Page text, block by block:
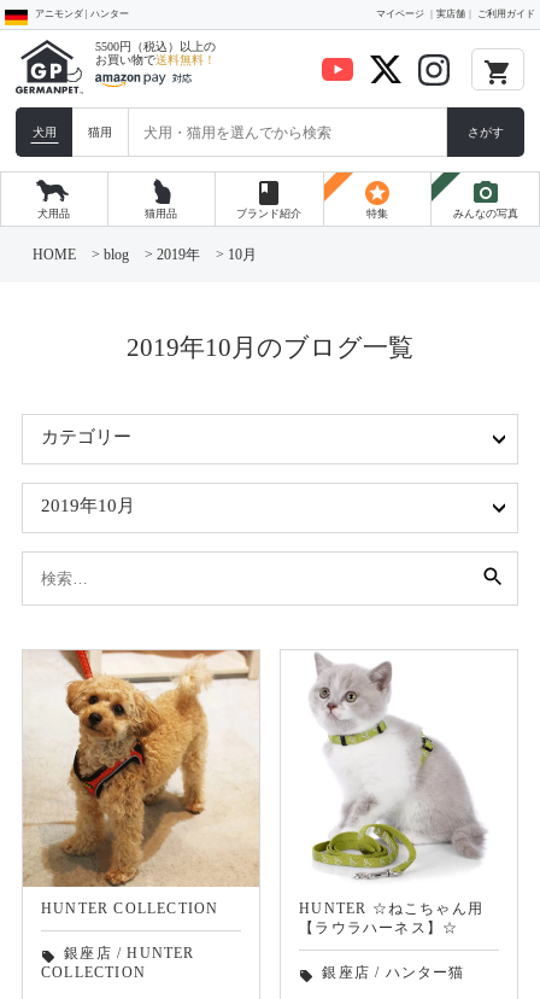
アニモンダ | ハンター マイページ 実店舗 ご利用ガイド
5500円（税込）以上の
お買い物で送料無料！ local_grocery_store
犬用 猫用 さがす
犬用品 猫用品
book
ブランド紹介
stars
特集
photo_camera
みんなの写真
HOME > blog > 2019年 > 10月
2019年10月のブログ一覧
カテゴリー
2019年10月
HUNTER COLLECTION
local_offer 銀座店 /HUNTER
COLLECTION
HUNTER ☆ねこちゃん用
【ラウラハーネス】☆
local_offer 銀座店 / ハンター猫